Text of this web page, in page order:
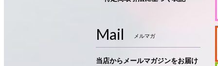
Mail メルマガ
当店からメールマガジンをお届け